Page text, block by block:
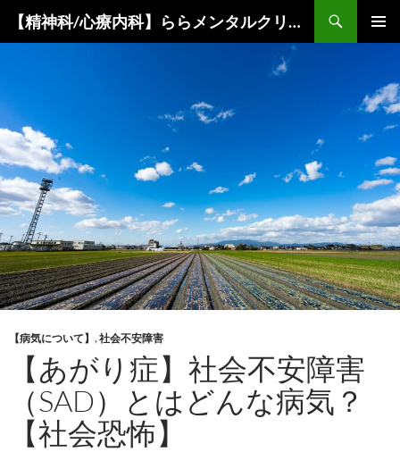
ス
キ
ッ
プ
【精神科/心療内科】ららメンタルクリニック
【病気について】 ,社会不安障害
【あがり症】社会不安障害
（SAD）とはどんな病気？
【社会恐怖】